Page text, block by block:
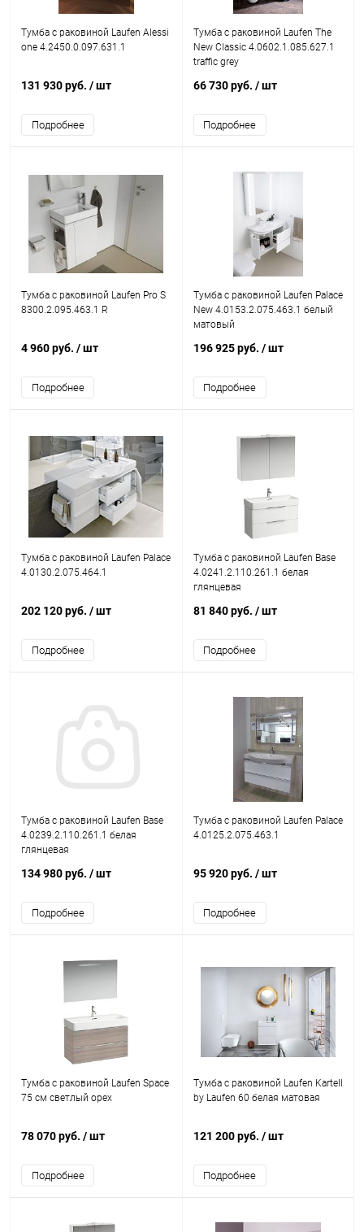
Тумба с раковиной Laufen Alessi
one 4.2450.0.097.631.1
131 930 руб. / шт
Подробнее
Тумба с раковиной Laufen The
New Classic 4.0602.1.085.627.1
traffic grey
66 730 руб. / шт
Подробнее
Тумба с раковиной Laufen Pro S
8300.2.095.463.1 R
4 960 руб. / шт
Подробнее
Тумба с раковиной Laufen Palace
New 4.0153.2.075.463.1 белый
матовый
196 925 руб. / шт
Подробнее
Тумба с раковиной Laufen Palace
4.0130.2.075.464.1
202 120 руб. / шт
Подробнее
Тумба с раковиной Laufen Base
4.0241.2.110.261.1 белая
глянцевая
81 840 руб. / шт
Подробнее
Тумба с раковиной Laufen Base
4.0239.2.110.261.1 белая
глянцевая
134 980 руб. / шт
Подробнее
Тумба с раковиной Laufen Palace
4.0125.2.075.463.1
95 920 руб. / шт
Подробнее
Тумба с раковиной Laufen Space
75 см светлый орех
78 070 руб. / шт
Подробнее
Тумба с раковиной Laufen Kartell
by Laufen 60 белая матовая
121 200 руб. / шт
Подробнее